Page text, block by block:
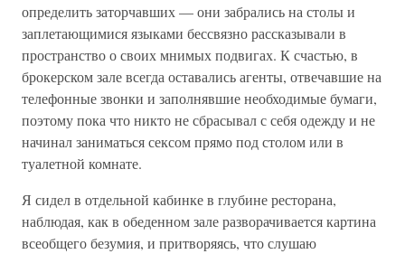
определить заторчавших — они забрались на столы и
заплетающимися языками бессвязно рассказывали в
пространство о своих мнимых подвигах. К счастью, в
брокерском зале всегда оставались агенты, отвечавшие на
телефонные звонки и заполнявшие необходимые бумаги,
поэтому пока что никто не сбрасывал с себя одежду и не
начинал заниматься сексом прямо под столом или в
туалетной комнате.
Я сидел в отдельной кабинке в глубине ресторана,
наблюдая, как в обеденном зале разворачивается картина
всеобщего безумия, и притворяясь, что слушаю